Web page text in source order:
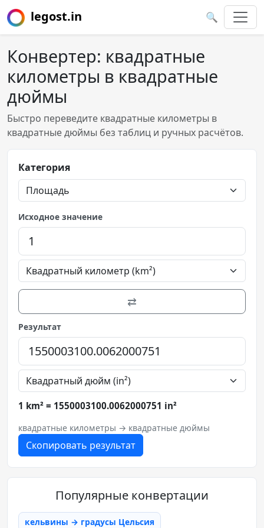
legost.in 🔍
Конвертер: квадратные
километры в квадратные
дюймы
Быстро переведите квадратные километры в
квадратные дюймы без таблиц и ручных расчётов.
Категория
Исходное значение
⇄
Результат
1 km² = 1550003100.0062000751 in²
квадратные километры → квадратные дюймы
Скопировать результат
Популярные конвертации
кельвины → градусы Цельсия